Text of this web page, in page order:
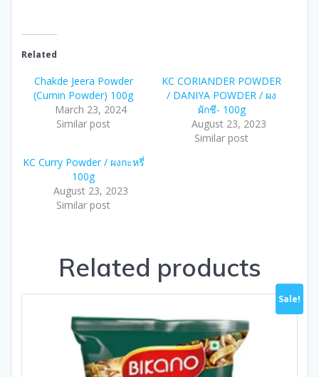
Related
Chakde Jeera Powder
(Cumin Powder) 100g
March 23, 2024
Similar post
KC CORIANDER POWDER
/ DANIYA POWDER / ผง
ผักชี- 100g
August 23, 2023
Similar post
KC Curry Powder / ผงกะหรี่
100g
August 23, 2023
Similar post
Related products
Sale!